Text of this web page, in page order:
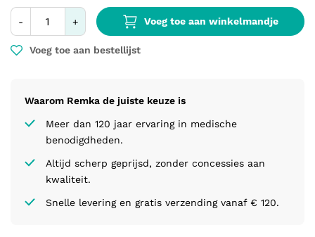
- + Voeg toe aan winkelmandje
Voeg toe aan bestellijst
Waarom Remka de juiste keuze is
Meer dan 120 jaar ervaring in medische
benodigdheden.
Altijd scherp geprijsd, zonder concessies aan
kwaliteit.
Snelle levering en gratis verzending vanaf € 120.